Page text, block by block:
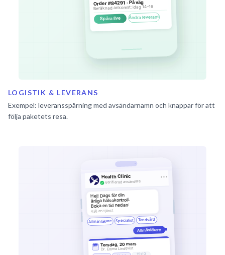
LOGISTIK & LEVERANS
Exempel: leveransspårning med avsändarnamn och knappar för att
följa paketets resa.